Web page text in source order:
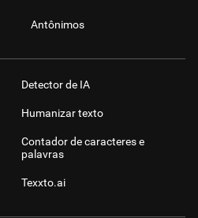
Antônimos
Detector de IA
Humanizar texto
Contador de caracteres e
palavras
Texxto.ai